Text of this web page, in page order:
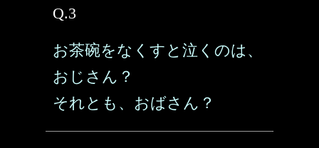
Q.3
お茶碗をなくすと泣くのは、
おじさん？
それとも、おばさん？